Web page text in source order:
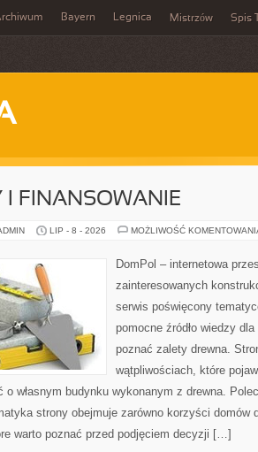
Bayern Legnica Mistrzów Spis
I FINANSOWANIE
LIP - 8 - 2026 MOŻLIWOŚĆ
DomPol – internetowa
zainteresowanych
serwis poświęcony
pomocne źródło wiedzy
poznać zalety drewna.
wątpliwościach, które
o własnym budynku wykonanym z drewna.
strony obejmuje zarówno korzyści domów
warto poznać przed podjęciem decyzji […]